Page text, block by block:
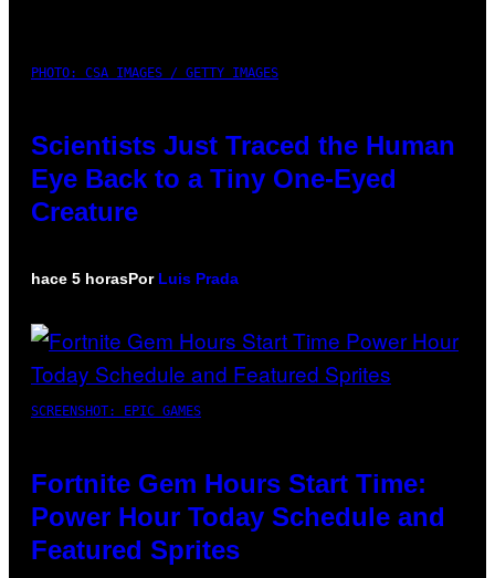
PHOTO: CSA IMAGES / GETTY IMAGES
Scientists Just Traced the Human
Eye Back to a Tiny One-Eyed
Creature
hace 5 horasPor Luis Prada
SCREENSHOT: EPIC GAMES
Fortnite Gem Hours Start Time:
Power Hour Today Schedule and
Featured Sprites